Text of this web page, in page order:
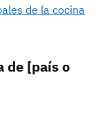
de la cocina
de [país o